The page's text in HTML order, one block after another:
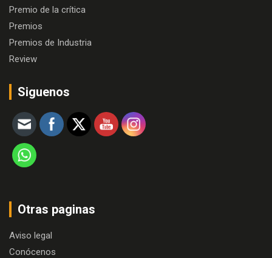
Premio de la crítica
Premios
Premios de Industria
Review
Siguenos
Otras paginas
Aviso legal
Conócenos